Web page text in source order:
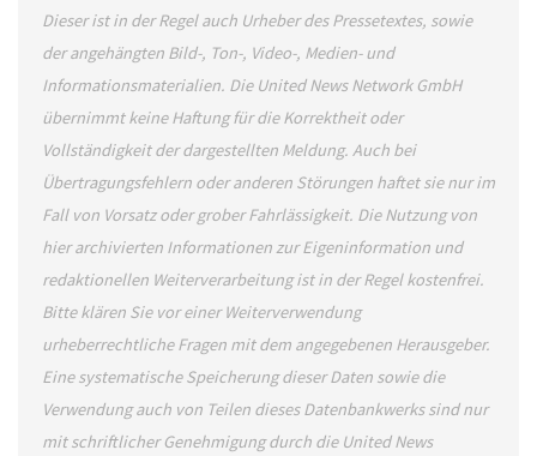
Dieser ist in der Regel auch Urheber des Pressetextes, sowie
der angehängten Bild-, Ton-, Video-, Medien- und
Informationsmaterialien. Die United News Network GmbH
übernimmt keine Haftung für die Korrektheit oder
Vollständigkeit der dargestellten Meldung. Auch bei
Übertragungsfehlern oder anderen Störungen haftet sie nur im
Fall von Vorsatz oder grober Fahrlässigkeit. Die Nutzung von
hier archivierten Informationen zur Eigeninformation und
redaktionellen Weiterverarbeitung ist in der Regel kostenfrei.
Bitte klären Sie vor einer Weiterverwendung
urheberrechtliche Fragen mit dem angegebenen Herausgeber.
Eine systematische Speicherung dieser Daten sowie die
Verwendung auch von Teilen dieses Datenbankwerks sind nur
mit schriftlicher Genehmigung durch die United News